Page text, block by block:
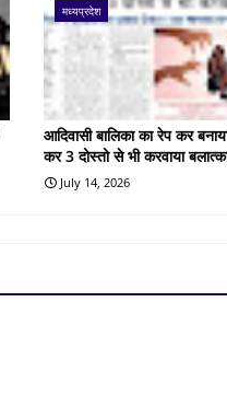
मध्यप्रदेश
आदिवासी बालिका का रेप कर
कर 3 दोस्तो से भी करवाया
July 14, 2026